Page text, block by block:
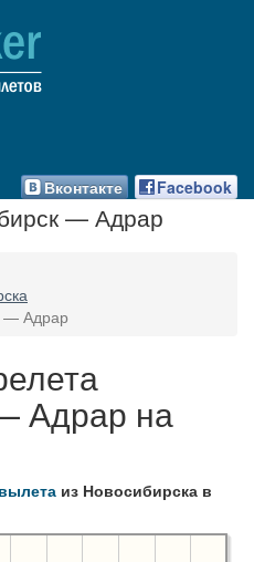
Facebook
Вконтакте
— Адрар
— Адрар
Адрар на
из Новосибирска в